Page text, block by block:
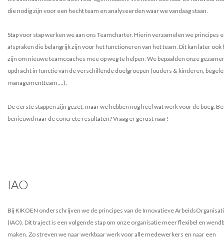
die nodig zijn voor een hecht team en analyseerden waar we vandaag staan.
Stap voor stap werken we aan ons Teamcharter. Hierin verzamelen we principes
afspraken die belangrijk zijn voor het functioneren van het team. Dit kan later ook
zijn om nieuwe teamcoaches mee op weg te helpen. We bepaalden onze
opdracht in functie van de verschillende doelgroepen (ouders & kinderen,
managementteam,…).
De eerste stappen zijn gezet, maar we hebben nog heel wat werk voor de boeg.
benieuwd naar de concrete resultaten? Vraag er gerust naar!
IAO
Bij KIKOEN onderschrijven we de principes van de Innovatieve
(IAO). Dit traject is een volgende stap om onze organisatie meer flexibel en
maken. Zo streven we naar werkbaar werk voor alle medewerkers en naar een